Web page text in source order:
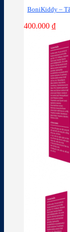
BoniKiddy –
400.000 ₫